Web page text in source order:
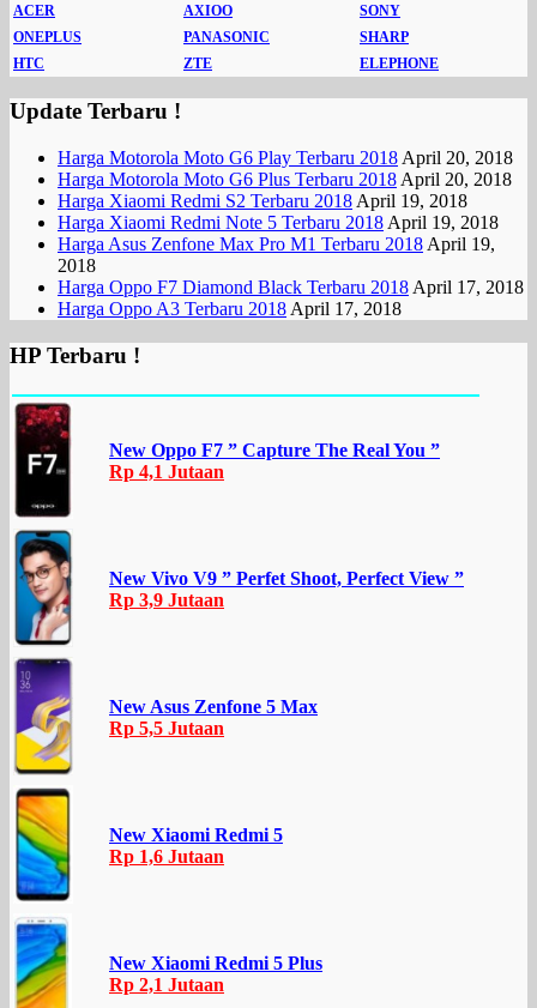
ACER
AXIOO
SONY
ONEPLUS
PANASONIC
SHARP
HTC
ZTE ELEPHONE
Update Terbaru !
Harga Motorola Moto G6 Play Terbaru 2018 April 20, 2018
Harga Motorola Moto G6 Plus Terbaru 2018 April 20, 2018
Harga Xiaomi Redmi S2 Terbaru 2018 April 19, 2018
Harga Xiaomi Redmi Note 5 Terbaru 2018 April 19, 2018
Harga Asus Zenfone Max Pro M1 Terbaru 2018 April 19,
2018
Harga Oppo F7 Diamond Black Terbaru 2018 April 17, 2018
Harga Oppo A3 Terbaru 2018 April 17, 2018
HP Terbaru !
New Oppo F7 ” Capture The Real You ”
Rp 4,1 Jutaan
New Vivo V9 ” Perfet Shoot, Perfect View ”
Rp 3,9 Jutaan
New Asus Zenfone 5 Max
Rp 5,5 Jutaan
New Xiaomi Redmi 5
Rp 1,6 Jutaan
New Xiaomi Redmi 5 Plus
Rp 2,1 Jutaan